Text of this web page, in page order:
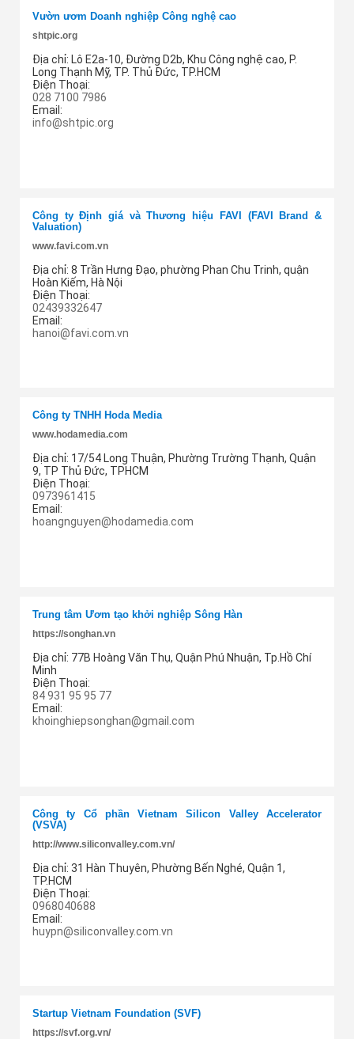
Vườn ươm Doanh nghiệp Công nghệ cao
shtpic.org
Địa chỉ: Lô E2a-10, Đường D2b, Khu Công nghệ cao, P.
Long Thạnh Mỹ, TP. Thủ Đức, TP.HCM
Điện Thoại:
028 7100 7986
Email:
info@shtpic.org
Công ty Định giá và Thương hiệu FAVI (FAVI Brand &
Valuation)
www.favi.com.vn
Địa chỉ: 8 Trần Hưng Đạo, phường Phan Chu Trinh, quận
Hoàn Kiếm, Hà Nội
Điện Thoại:
02439332647
Email:
hanoi@favi.com.vn
Công ty TNHH Hoda Media
www.hodamedia.com
Địa chỉ: 17/54 Long Thuận, Phường Trường Thạnh, Quận
9, TP Thủ Đức, TPHCM
Điện Thoại:
0973961415
Email:
hoangnguyen@hodamedia.com
Trung tâm Ươm tạo khởi nghiệp Sông Hàn
https://songhan.vn
Địa chỉ: 77B Hoàng Văn Thụ, Quận Phú Nhuận, Tp.Hồ Chí
Minh
Điện Thoại:
84 931 95 95 77
Email:
khoinghiepsonghan@gmail.com
Công ty Cổ phần Vietnam Silicon Valley Accelerator
(VSVA)
http://www.siliconvalley.com.vn/
Địa chỉ: 31 Hàn Thuyên, Phường Bến Nghé, Quận 1,
TP.HCM
Điện Thoại:
0968040688
Email:
huypn@siliconvalley.com.vn
Startup Vietnam Foundation (SVF)
https://svf.org.vn/